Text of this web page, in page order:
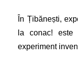
În Țibănești,
la conac!
experiment